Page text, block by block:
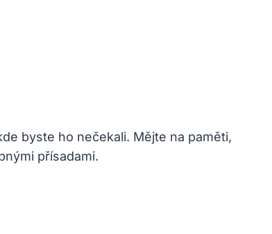
byste ho nečekali. Mějte na paměti,
přísadami.